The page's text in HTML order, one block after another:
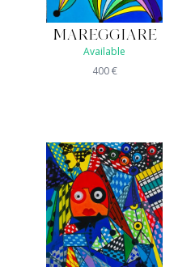
MAREGGIARE
Available
400€